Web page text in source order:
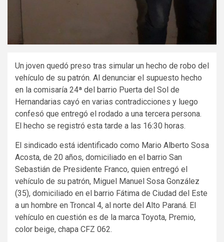
Un joven quedó preso tras simular un hecho de robo del
vehículo de su patrón. Al denunciar el supuesto hecho
en la comisaría 24ª del barrio Puerta del Sol de
Hernandarias cayó en varias contradicciones y luego
confesó que entregó el rodado a una tercera persona.
El hecho se registró esta tarde a las 16:30 horas.
El sindicado está identificado como Mario Alberto Sosa
Acosta, de 20 años, domiciliado en el barrio San
Sebastián de Presidente Franco, quien entregó el
vehículo de su patrón, Miguel Manuel Sosa González
(35), domiciliado en el barrio Fátima de Ciudad del Este
a un hombre en Troncal 4, al norte del Alto Paraná. El
vehículo en cuestión es de la marca Toyota, Premio,
color beige, chapa CFZ 062.